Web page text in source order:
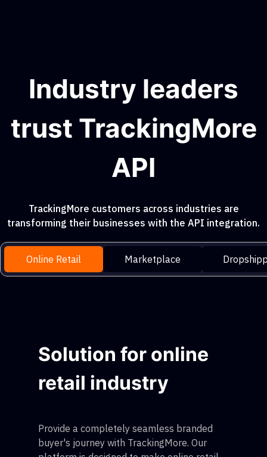
Industry leaders
trust TrackingMore
API
TrackingMore customers across industries are
transforming their businesses with the API integration.
Online Retail Marketplace
Solution for online
retail industry
Provide a completely seamless branded
buyer's journey with TrackingMore. Our